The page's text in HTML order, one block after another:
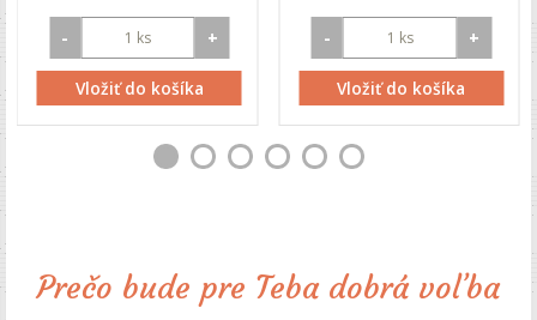
- +
Vložiť do košíka
- +
Vložiť do košíka
Prečo bude pre Teba dobrá voľba